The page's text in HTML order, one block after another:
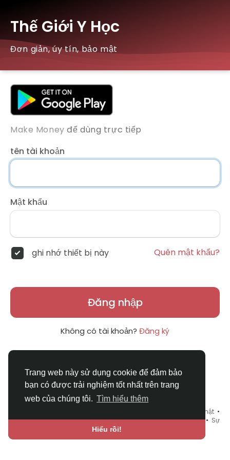
Trang web này sử dụng cookie để đảm bảo
bạn có được trải nghiệm tốt nhất trên trang
web của chúng tôi. Tìm hiểu thêm
Hiểu rồi!
Thế Giới Y Học
Đơn giản, úy tín, bảo mật
Make Money để dùng trực tiếp
tên tài khoản
Mật khẩu
ghi nhớ thiết bị này Quên mật khẩu?
Đăng nhập
Không có tài khoản? Đăng ký
Chính sách bảo mật •
Liên hệ chúng tôi•Bao Quát•Danh mục•Blog•Diễn đàn• Sự
Chợ Tình•